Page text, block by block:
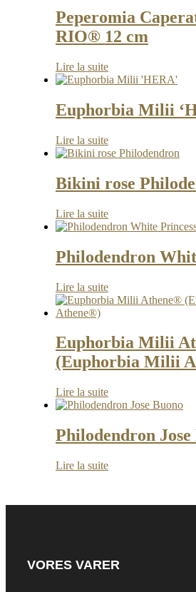
Peperomia
RIO® 12 cm
Lire la suite
Euphorbia Milii
Lire la suite
Bikini rose
Lire la suite
Philodendron
Lire la suite
Euphorbia Milii
(Euphorbia Milii
Lire la suite
Philodendron Jose
Lire la suite
VORES VARER